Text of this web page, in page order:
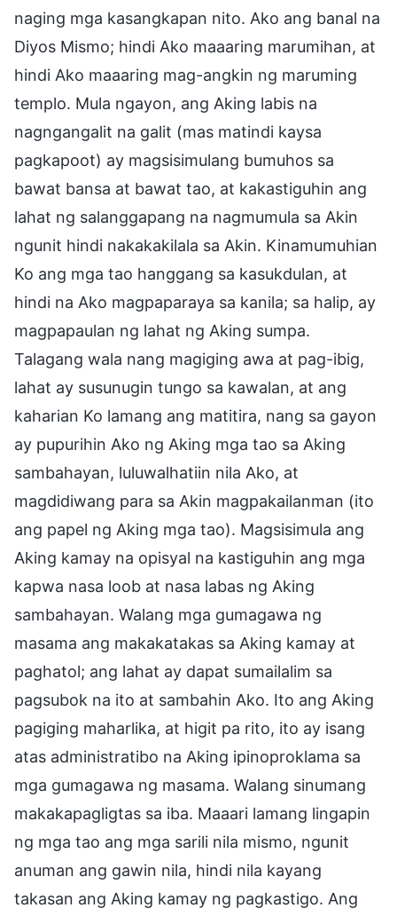
naging mga kasangkapan nito. Ako ang banal na
Diyos Mismo; hindi Ako maaaring marumihan, at
hindi Ako maaaring mag-angkin ng maruming
templo. Mula ngayon, ang Aking labis na
nagngangalit na galit (mas matindi kaysa
pagkapoot) ay magsisimulang bumuhos sa
bawat bansa at bawat tao, at kakastiguhin ang
lahat ng salanggapang na nagmumula sa Akin
ngunit hindi nakakakilala sa Akin. Kinamumuhian
Ko ang mga tao hanggang sa kasukdulan, at
hindi na Ako magpaparaya sa kanila; sa halip, ay
magpapaulan ng lahat ng Aking sumpa.
Talagang wala nang magiging awa at pag-ibig,
lahat ay susunugin tungo sa kawalan, at ang
kaharian Ko lamang ang matitira, nang sa gayon
ay pupurihin Ako ng Aking mga tao sa Aking
sambahayan, luluwalhatiin nila Ako, at
magdidiwang para sa Akin magpakailanman (ito
ang papel ng Aking mga tao). Magsisimula ang
Aking kamay na opisyal na kastiguhin ang mga
kapwa nasa loob at nasa labas ng Aking
sambahayan. Walang mga gumagawa ng
masama ang makakatakas sa Aking kamay at
paghatol; ang lahat ay dapat sumailalim sa
pagsubok na ito at sambahin Ako. Ito ang Aking
pagiging maharlika, at higit pa rito, ito ay isang
atas administratibo na Aking ipinoproklama sa
mga gumagawa ng masama. Walang sinumang
makakapagligtas sa iba. Maaari lamang lingapin
ng mga tao ang mga sarili nila mismo, ngunit
anuman ang gawin nila, hindi nila kayang
takasan ang Aking kamay ng pagkastigo. Ang